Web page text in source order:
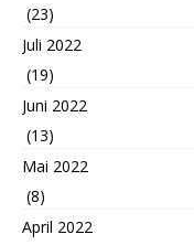
(23)
Juli 2022
(19)
Juni 2022
(13)
Mai 2022
(8)
April 2022